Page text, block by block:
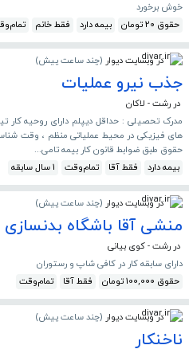
خوش برخورد
حقوق 20 تومان
بیمه دارد فقط خانم
در وبسایت دیوار (چند ساعت پیش)
جذب نیرو عملیات
در رشت - لاکان
مدرک تحصیلی : حداقل دیپلم دارای روحیه کار
های فیزیکی در محیط عملیاتی منظم ، وقت
حقوق طبق ضوابط قانون کار بیمه تامی...
بیمه دارد
فقط آقا تمام‌وقت 1 سال سابقه
در وبسایت دیوار (چند ساعت پیش)
منشی آقا باشگاه بدنسازی
در رشت - کوی بیانی
دارای سابقه کار در کافی شاپ و رستوران
حقوق 100,000 تومان
فقط آقا تمام‌وقت
در وبسایت دیوار (چند ساعت پیش)
ناخنکار